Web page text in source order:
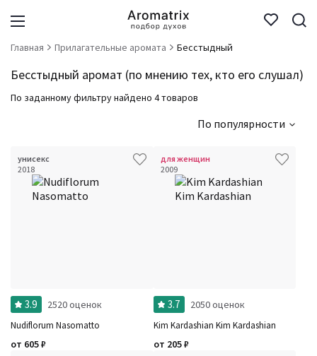
Главная Прилагательные аромата Бесстыдный
Бесстыдный аромат (по мнению тех, кто его слушал)
По заданному фильтру найдено 4 товаров
По популярности
унисекс
2018
3.9 2520 оценок
Nudiflorum Nasomatto
от 605₽
для женщин
2009
3.7 2050 оценок
Kim Kardashian Kim Kardashian
от 205₽